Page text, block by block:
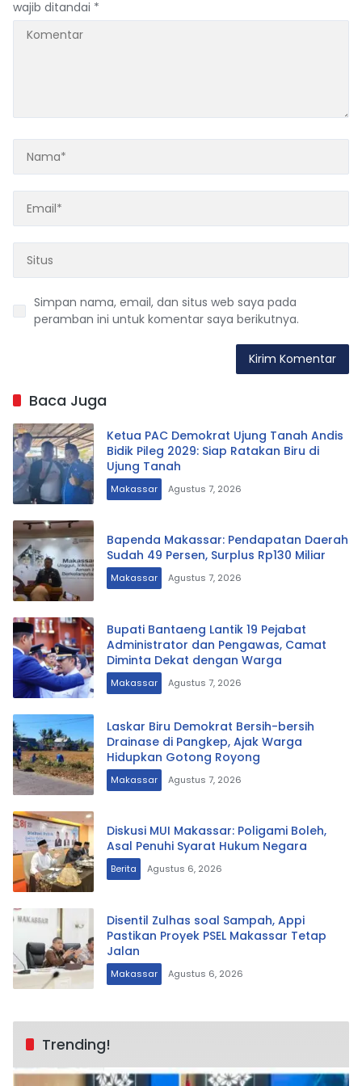
wajib ditandai *
Simpan nama, email, dan situs web saya pada
peramban ini untuk komentar saya berikutnya.
Baca Juga
Ketua PAC Demokrat Ujung Tanah Andis
Bidik Pileg 2029: Siap Ratakan Biru di
Ujung Tanah
Makassar Agustus 7, 2026
Bapenda Makassar: Pendapatan Daerah
Sudah 49 Persen, Surplus Rp130 Miliar
Makassar Agustus 7, 2026
Bupati Bantaeng Lantik 19 Pejabat
Administrator dan Pengawas, Camat
Diminta Dekat dengan Warga
Makassar Agustus 7, 2026
Laskar Biru Demokrat Bersih-bersih
Drainase di Pangkep, Ajak Warga
Hidupkan Gotong Royong
Makassar Agustus 7, 2026
Diskusi MUI Makassar: Poligami Boleh,
Asal Penuhi Syarat Hukum Negara
Berita Agustus 6, 2026
Disentil Zulhas soal Sampah, Appi
Pastikan Proyek PSEL Makassar Tetap
Jalan
Makassar Agustus 6, 2026
Trending!